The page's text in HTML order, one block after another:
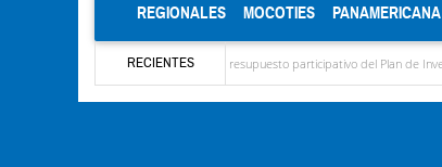
REGIONALES MOCOTIES PANAMERICANA
RECIENTES
para el diagnóstico del presupuesto participativo del Plan de Inversión 2027